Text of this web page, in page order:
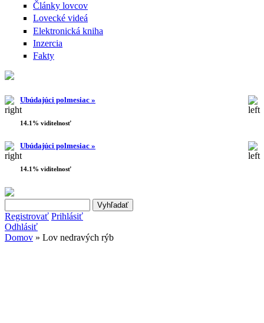
Články lovcov
Lovecké videá
Elektronická kniha
Inzercia
Fakty
Ubúdajúci polmesiac »
14.1% viditelnosť
Ubúdajúci polmesiac »
14.1% viditelnosť
Vyhľadávanie
Registrovať Prihlásiť
Odhlásiť
Domov » Lov nedravých rýb